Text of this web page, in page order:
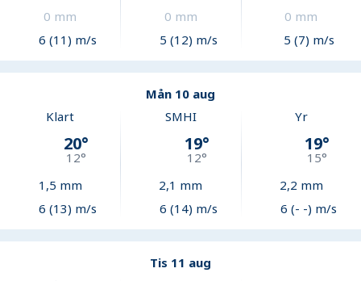
0 mm
6 (11) m/s
0 mm
5 (12) m/s
0 mm
5 (7) m/s
Mån 10 aug
Klart
20°
12°
1,5 mm
6 (13) m/s
SMHI
19°
12°
2,1 mm
6 (14) m/s
Yr
19°
15°
2,2 mm
6 (- -) m/s
Tis 11 aug